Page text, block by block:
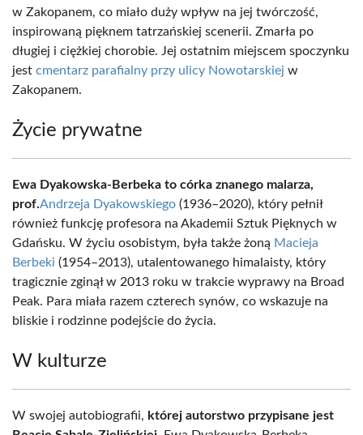
w Zakopanem, co miało duży wpływ na jej twórczość,
inspirowaną pięknem tatrzańskiej scenerii. Zmarła po
długiej i ciężkiej chorobie. Jej ostatnim miejscem spoczynku
jest cmentarz parafialny przy ulicy Nowotarskiej w
Zakopanem.
Życie prywatne
Ewa Dyakowska-Berbeka to córka znanego malarza,
prof.Andrzeja Dyakowskiego (1936–2020), który pełnił
również funkcję profesora na Akademii Sztuk Pięknych w
Gdańsku. W życiu osobistym, była także żoną Macieja
Berbeki (1954–2013), utalentowanego himalaisty, który
tragicznie zginął w 2013 roku w trakcie wyprawy na Broad
Peak. Para miała razem czterech synów, co wskazuje na
bliskie i rodzinne podejście do życia.
W kulturze
W swojej autobiografii, której autorstwo przypisane jest